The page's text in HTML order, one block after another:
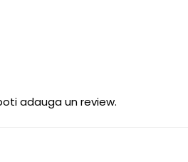
adauga un review.